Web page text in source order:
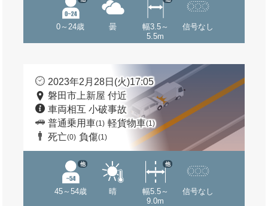
0～24歳 曇
幅3.5～
5.5m
信号なし
2023年2月28日(火)17:05
磐田市上新屋 付近
車両相互 小破事故
普通乗用車(1) 軽貨物車(1)
死亡(0) 負傷(1)
45～54歳
他
晴
幅5.5～
9.0m
他
信号なし